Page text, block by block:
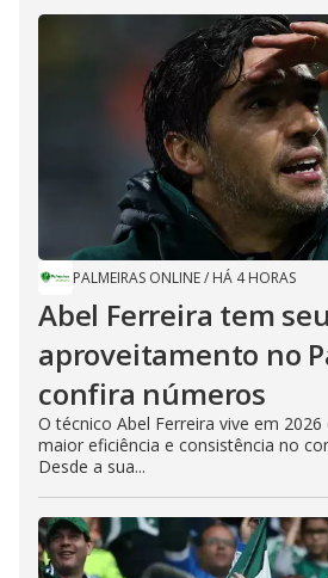
PALMEIRAS ONLINE/ HÁ 4 HORAS
Abel Ferreira tem
aproveitamento no
confira números
O técnico Abel Ferreira vive em
maior eficiência e consistência no
Desde a sua...